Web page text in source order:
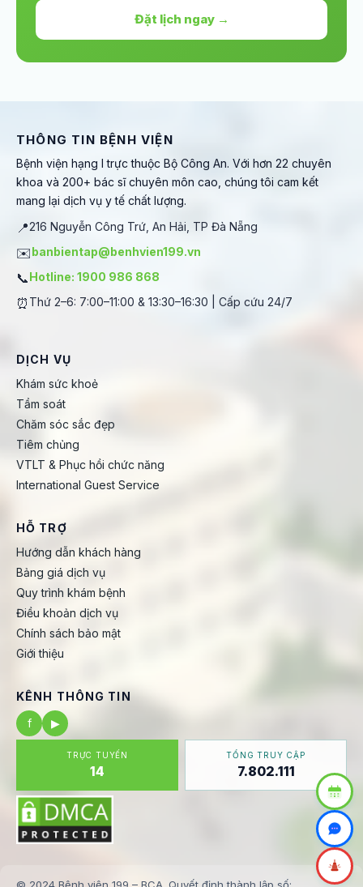
Đặt lịch ngay →
THÔNG TIN BỆNH VIỆN
Bệnh viện hạng I trực thuộc Bộ Công An. Với hơn 22 chuyên
khoa và 200+ bác sĩ chuyên môn cao, chúng tôi cam kết
mang lại dịch vụ y tế chất lượng.
📍216 Nguyễn Công Trứ, An Hải, TP Đà Nẵng
✉️banbientap@benhvien199.vn
📞Hotline: 1900 986 868
⏰ Thứ 2–6: 7:00–11:00 & 13:30–16:30 | Cấp cứu 24/7
DỊCH VỤ
Khám sức khoẻ
Tầm soát
Chăm sóc sắc đẹp
Tiêm chủng
VTLT & Phục hồi chức năng
International Guest Service
HỖ TRỢ
Hướng dẫn khách hàng
Bảng giá dịch vụ
Quy trình khám bệnh
Điều khoản dịch vụ
Chính sách bảo mật
Giới thiệu
KÊNH THÔNG TIN
f
▶
TRỰC TUYẾN
14
TỔNG TRUY CẬP
7.802.111